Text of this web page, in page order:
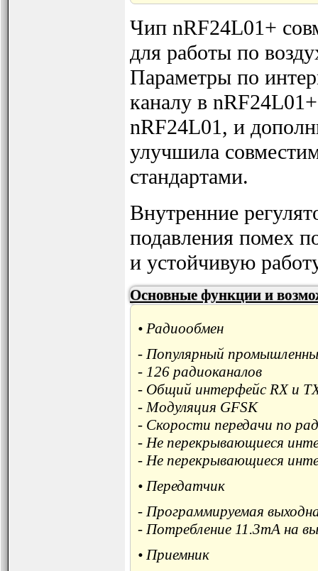
Чип nRF24L01+
для работы по
Параметры по
каналу в
nRF24L01, и
улучшила
стандартами.
Внутренние
подавления помех
и устойчивую
Основные функции и
• Радиообмен
- Популярный
- 126 радиоканалов
- Общий интерфейс RX и
- Модуляция GFSK
- Скорости передачи по
- Не перекрывающиеся
- Не перекрывающиеся
• Передатчик
- Программируемая
- Потребление 11.3mA на
• Приемник